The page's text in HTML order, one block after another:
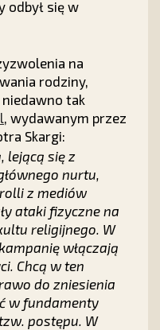
odbył się w
na
rodziny,
niedawno tak
, wydawanym przez
Skargi:
lejącą się z
nurtu,
z mediów
ataki fizyczne na
religijnego. W
włączają
Chcą w ten
do zniesienia
w fundamenty
postępu. W